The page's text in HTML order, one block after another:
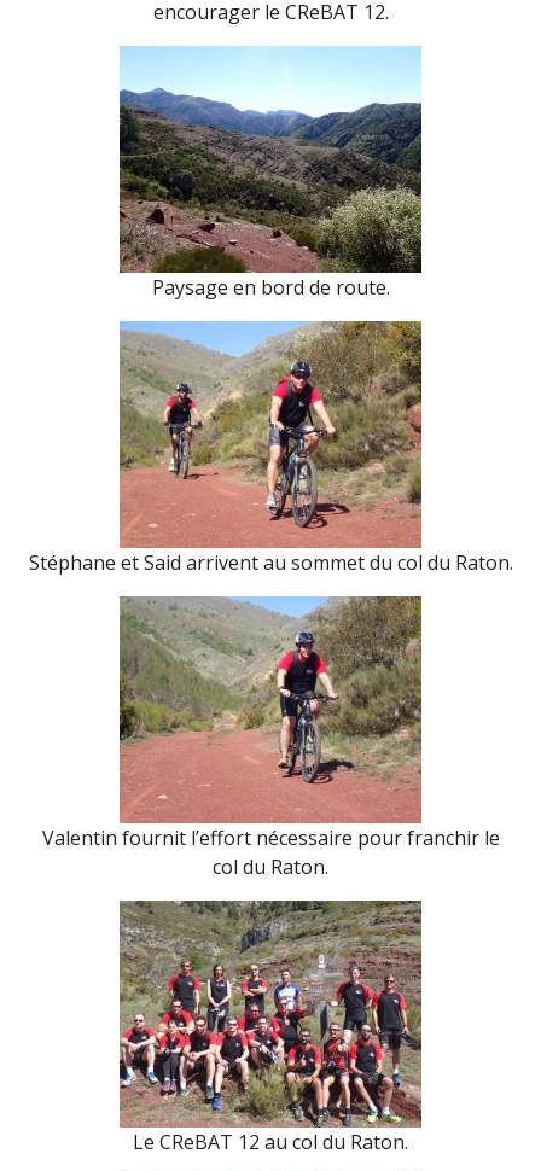
encourager le CReBAT 12.
Paysage en bord de route.
Stéphane et Said arrivent au sommet du col du Raton.
Valentin fournit l’effort nécessaire pour franchir le
col du Raton.
Le CReBAT 12 au col du Raton.